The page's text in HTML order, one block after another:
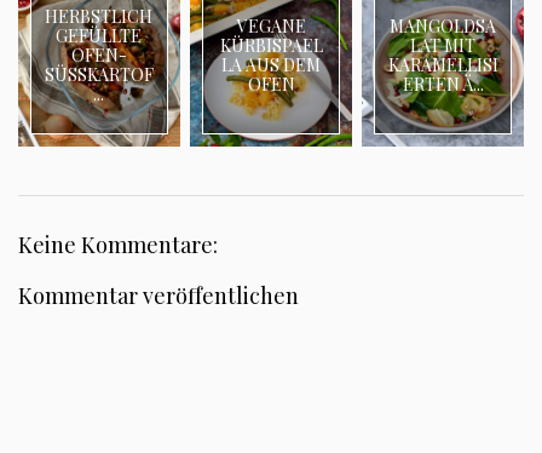
HERBSTLICH
GEFÜLLTE
OFEN-
SÜSSKARTOF
...
VEGANE
KÜRBISPAEL
LA AUS DEM
OFEN
MANGOLDSA
LAT MIT
KARAMELLISI
ERTEN Ä...
Keine Kommentare:
Kommentar veröffentlichen